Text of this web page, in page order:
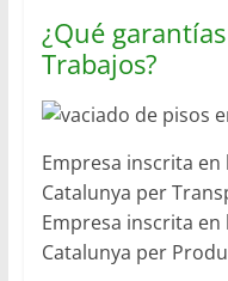
¿Qué
Trabajos?
Empresa inscrita en
Catalunya per
Empresa inscrita en
Catalunya per